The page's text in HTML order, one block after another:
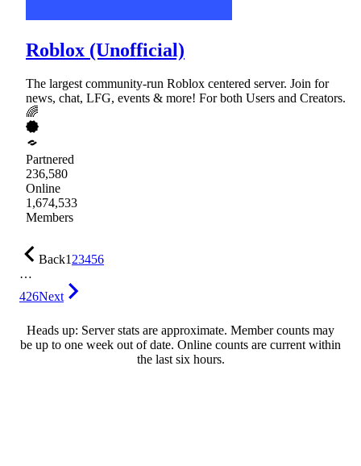
Roblox (Unofficial)
The largest community-run Roblox centered server. Join for
news, chat, LFG, events & more! For both Users and Creators.
🌈
Partnered
236,580
Online
1,674,533
Members
Back123456
…
426Next
Heads up: Server stats are approximate. Member counts may
be up to one week out of date. Online counts are current within
the last six hours.